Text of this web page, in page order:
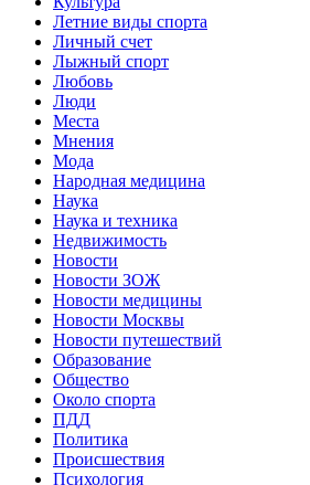
Летние виды спорта
Личный счет
Лыжный спорт
Любовь
Люди
Места
Мнения
Мода
Народная медицина
Наука
Наука и техника
Недвижимость
Новости
Новости ЗОЖ
Новости медицины
Новости Москвы
Новости путешествий
Образование
Общество
Около спорта
ПДД
Политика
Происшествия
Психология